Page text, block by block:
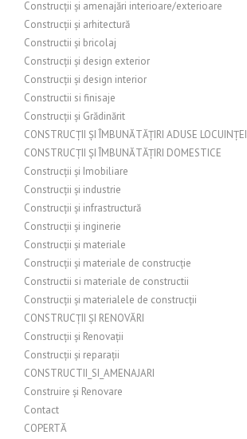
Construcții și amenajări interioare/exterioare
Construcții și arhitectură
Constructii și bricolaj
Construcții și design exterior
Construcții și design interior
Constructii si finisaje
Construcții și Grădinărit
CONSTRUCȚII ȘI ÎMBUNĂTĂȚIRI ADUSE LOCUINȚEI
CONSTRUCȚII ȘI ÎMBUNĂTĂȚIRI DOMESTICE
Construcții și Imobiliare
Construcții și industrie
Construcții și infrastructură
Construcții și inginerie
Construcții și materiale
Construcții și materiale de construcție
Constructii si materiale de constructii
Construcții și materialele de construcții
CONSTRUCȚII ȘI RENOVĂRI
Construcții și Renovații
Construcții și reparații
CONSTRUCTII_SI_AMENAJARI
Construire și Renovare
Contact
COPERTĂ